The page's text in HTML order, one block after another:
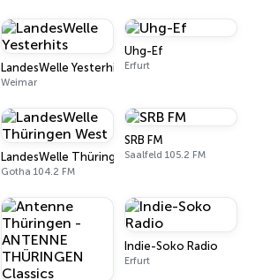
LandesWelle Yesterhits
Weimar
Uhg-Ef
Erfurt
LandesWelle Thüringen West
Gotha 104.2 FM
SRB FM
Saalfeld 105.2 FM
Indie-Soko Radio
Erfurt